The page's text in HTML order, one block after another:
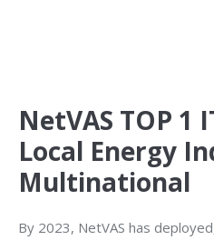
NetVAS TOP 1
Local Energy
Multinational
By 2023, NetVAS has